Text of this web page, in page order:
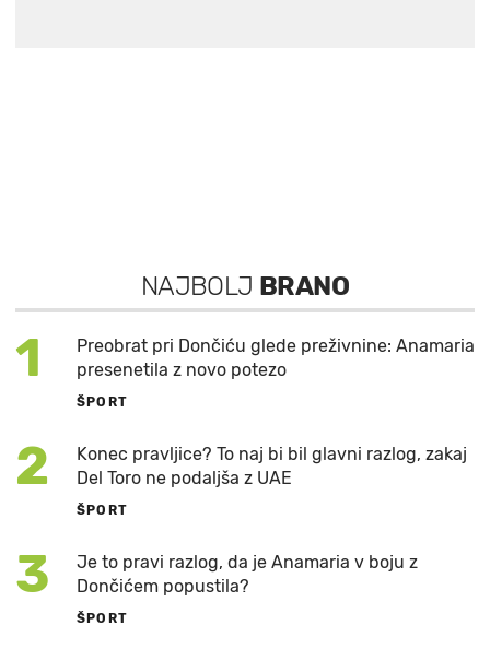
NAJBOLJ BRANO
1
Preobrat pri Dončiću glede preživnine: Anamaria
presenetila z novo potezo
ŠPORT
2
Konec pravljice? To naj bi bil glavni razlog, zakaj
Del Toro ne podaljša z UAE
ŠPORT
3
Je to pravi razlog, da je Anamaria v boju z
Dončićem popustila?
ŠPORT